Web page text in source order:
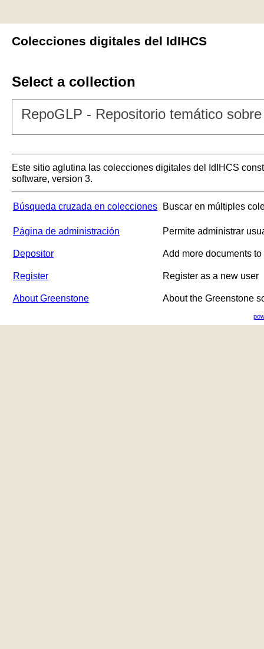
Colecciones digitales del IdIHCS
Select a collection
RepoGLP - Repositorio temático
Este sitio aglutina las colecciones digitales del IdIHCS
software, version 3.
Búsqueda cruzada en colecciones Buscar en múltiples
Página de administración Permite administrar
Depositor Add more documents
Register Register as a new user
About Greenstone About the Greenstone